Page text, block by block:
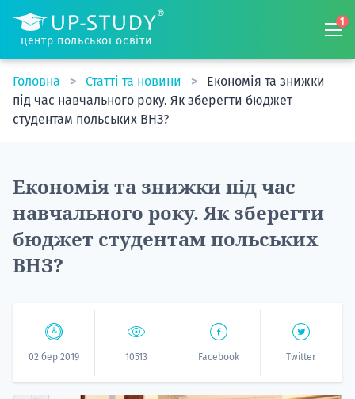
центр польської освіти
1
Головна Статті та новини
Економія та знижки
під час навчального року. Як зберегти бюджет
студентам польських ВНЗ?
Економія та знижки під час
навчального року. Як зберегти
бюджет студентам польських
ВНЗ?
02 бер 2019 10513 Facebook Twitter